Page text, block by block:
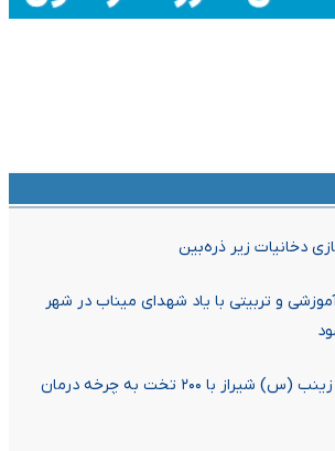
دخانیات زیر ذره‌بین
و تربیتی با یاد شهدای میناب در شهر
بیمارستان حضرت زینب (س) شیراز با ۲۰۰ تخت به چرخه درمان